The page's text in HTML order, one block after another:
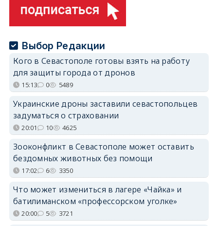
Выбор Редакции
Кого в Севастополе готовы взять на работу
для защиты города от дронов
15:13 0 5489
Украинские дроны заставили севастопольцев
задуматься о страховании
20:01 10 4625
Зооконфликт в Севастополе может оставить
бездомных животных без помощи
17:02 6 3350
Что может измениться в лагере «Чайка» и
батилиманском «профессорском уголке»
20:00 5 3721